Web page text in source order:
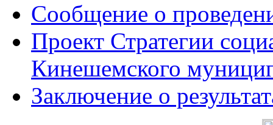
Сообщение о
Проект Стратегии
Кинешемского
Заключение о